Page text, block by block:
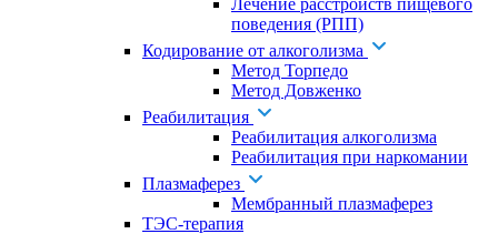
Лечение расстройств пищевого
поведения (РПП)
Кодирование от алкоголизма
Метод Торпедо
Метод Довженко
Реабилитация
Реабилитация алкоголизма
Реабилитация при наркомании
Плазмаферез
Мембранный плазмаферез
ТЭС-терапия